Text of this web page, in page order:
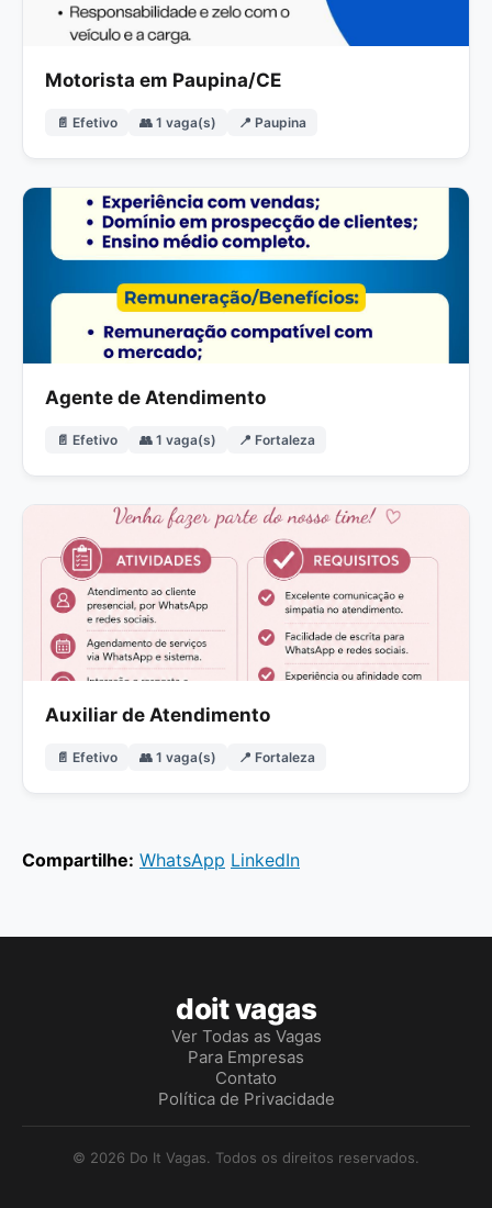
Motorista em Paupina/CE
📄 Efetivo 👥 1 vaga(s) 📍 Paupina
Agente de Atendimento
📄 Efetivo 👥 1 vaga(s) 📍 Fortaleza
Auxiliar de Atendimento
📄 Efetivo 👥 1 vaga(s) 📍 Fortaleza
Compartilhe: WhatsApp LinkedIn
doit vagas
Ver Todas as Vagas
Para Empresas
Contato
Política de Privacidade
© 2026 Do It Vagas. Todos os direitos reservados.